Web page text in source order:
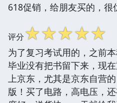
618促销，给朋友买的，很
评分☆☆☆☆☆
为了复习考试用的，之前
毕业没有把书留下来，现
上京东，尤其是京东自营
版！买了电路，高电压，